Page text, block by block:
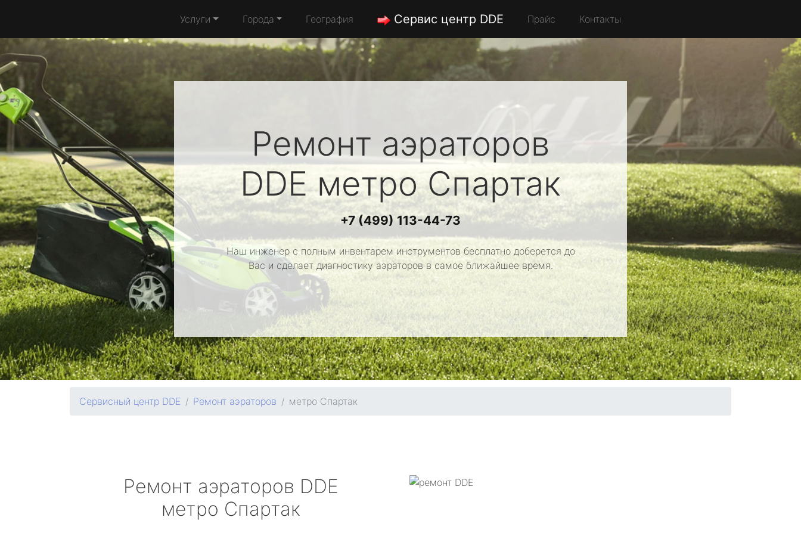
Услуги Города География Сервис центр DDE Прайс Контакты
Ремонт аэраторов
DDEметро Спартак
+7 (499) 113-44-73
Наш инженер с полным инвентарем инструментов бесплатно доберется до
Вас и сделает диагностику аэраторов в самое ближайшее время.
Сервисный центр DDE Ремонт аэраторов метро Спартак
Ремонт аэраторов DDE
метро Спартак